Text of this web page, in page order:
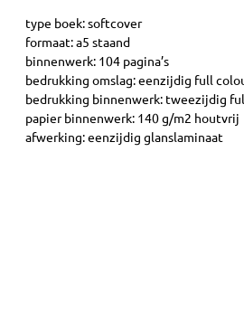
type boek: softcover
formaat: a5 staand
binnenwerk: 104 pagina’s
bedrukking omslag: eenzijdig full
bedrukking binnenwerk: tweezijdig
papier binnenwerk: 140 g/m2 houtvrij
afwerking: eenzijdig glanslaminaat